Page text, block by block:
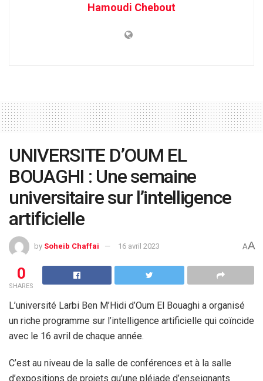
Hamoudi Chebout
UNIVERSITE D’OUM EL
BOUAGHI : Une semaine
universitaire sur l’intelligence
artificielle
by Soheib Chaffai 16 avril 2023 AA
0
SHARES
L’université Larbi Ben M’Hidi d’Oum El Bouaghi a organisé
un riche programme sur l’intelligence artificielle qui coïncide
avec le 16 avril de chaque année.
C’est au niveau de la salle de conférences et à la salle
d’expositions de projets qu’une pléiade d’enseignants